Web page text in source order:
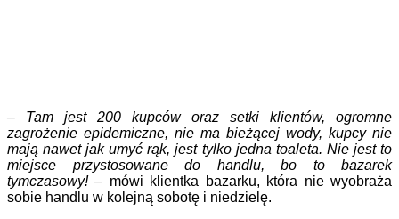
– Tam jest 200 kupców oraz setki klientów, ogromne
zagrożenie epidemiczne, nie ma bieżącej wody, kupcy nie
mają nawet jak umyć rąk, jest tylko jedna toaleta. Nie jest to
miejsce przystosowane do handlu, bo to bazarek
tymczasowy! – mówi klientka bazarku, która nie wyobraża
sobie handlu w kolejną sobotę i niedzielę.